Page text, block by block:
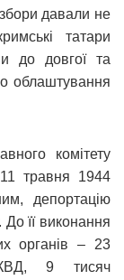
давали не
татари
до довгої та
облаштування
комітету
травня 1944
депортацію
її виконання
органів – 23
9 тисяч